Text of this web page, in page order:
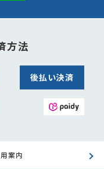
方法
後払い決済
案内